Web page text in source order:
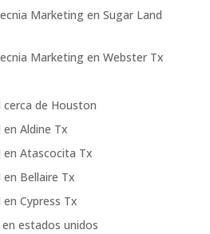
Marketing en Sugar Land
Marketing en Webster Tx
cerca de Houston
en Aldine Tx
en Atascocita Tx
en Bellaire Tx
Cypress Tx
estados unidos